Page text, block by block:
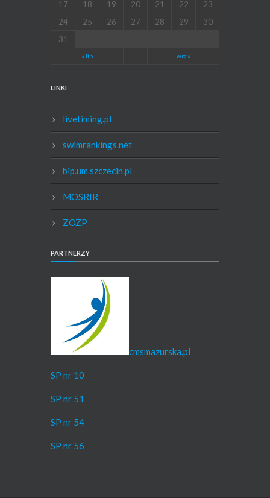
17
18 19 20 21 22
23
24
25 26 27 28 29
30
31
« lip wrz »
LINKI
livetiming.pl
swimrankings.net
bip.um.szczecin.pl
MOSRIR
ZOZP
PARTNERZY
cmsmazurska.pl
SP nr 10
SP nr 51
SP nr 54
SP nr 56